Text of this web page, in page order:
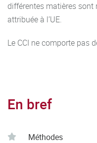
différentes matières sont
attribuée à l’UE.
Le CCI ne comporte pas
En bref
Méthodes